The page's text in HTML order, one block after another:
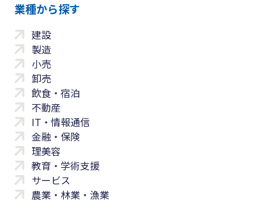
業種から探す
建設
製造
小売
卸売
飲食・宿泊
不動産
IT・情報通信
金融・保険
理美容
教育・学術支援
サービス
農業・林業・漁業